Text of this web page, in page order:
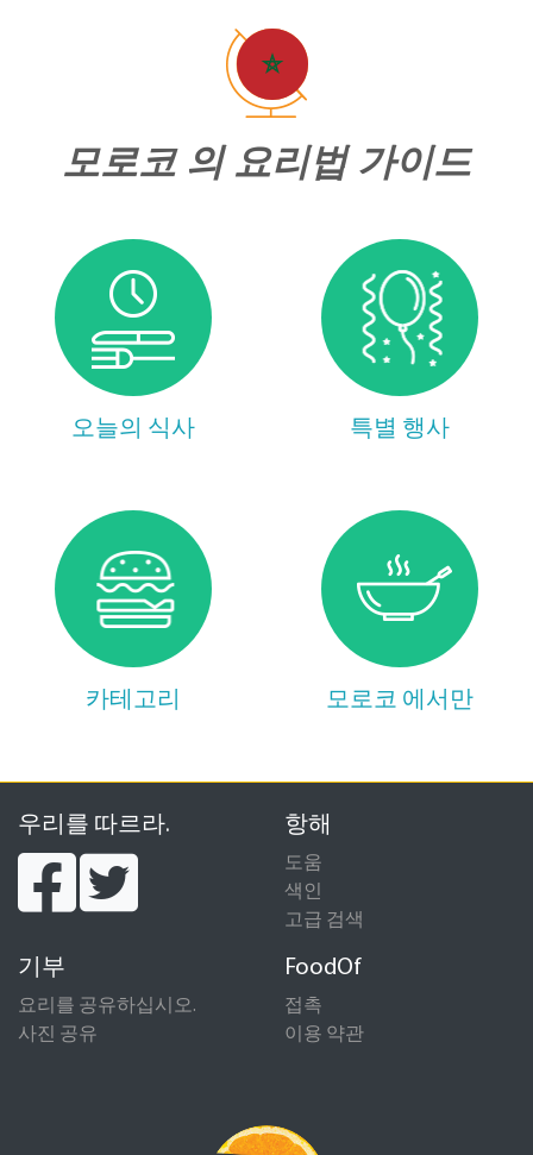
모로코 의 요리법 가이드
오늘의 식사 특별 행사
카테고리 모로코 에서만
우리를 따르라. 항해
도움
색인
고급 검색
기부
요리를 공유하십시오.
사진 공유
FoodOf
접촉
이용 약관